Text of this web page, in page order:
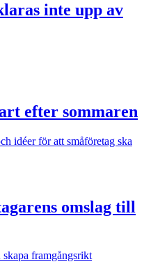
inte upp av
efter sommaren
idéer för att småföretag ska
omslag till
framgångsrikt